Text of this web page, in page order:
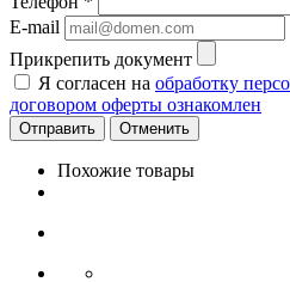
E-mail
Прикрепить документ
Я согласен на обработку
договором оферты ознакомлен
Отменить
Похожие товары